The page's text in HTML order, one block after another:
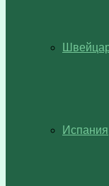
Испания